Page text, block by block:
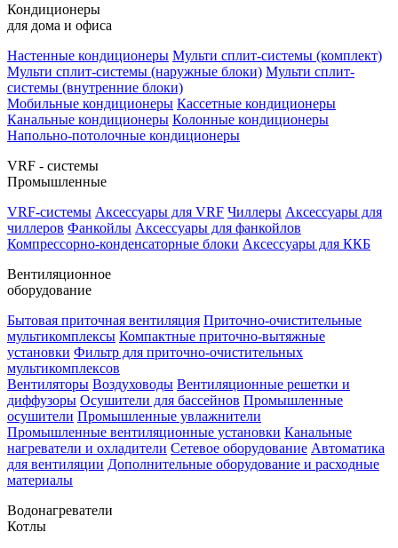
Кондиционеры
для дома и офиса
Настенные кондиционеры Мульти сплит-системы (комплект)
Мульти сплит-системы (наружные блоки) Мульти сплит-
системы (внутренние блоки)
Мобильные кондиционеры Кассетные кондиционеры
Канальные кондиционеры Колонные кондиционеры
Напольно-потолочные кондиционеры
VRF - системы
Промышленные
VRF-системы Аксессуары для VRF Чиллеры Аксессуары для
чиллеров Фанкойлы Аксессуары для фанкойлов
Компрессорно-конденсаторные блоки Аксессуары для ККБ
Вентиляционное
оборудование
Бытовая приточная вентиляция Приточно-очистительные
мультикомплексы Компактные приточно-вытяжные
установки Фильтр для приточно-очистительных
мультикомплексов
Вентиляторы Воздуховоды Вентиляционные решетки и
диффузоры Осушители для бассейнов Промышленные
осушители Промышленные увлажнители
Промышленные вентиляционные установки Канальные
нагреватели и охладители Сетевое оборудование Автоматика
для вентиляции Дополнительные оборудование и расходные
материалы
Водонагреватели
Котлы